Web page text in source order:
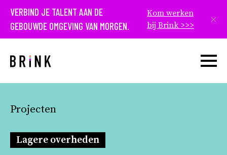
VERBIND JE TALENT AAN DE
GEBOUWDE OMGEVING VAN MORGEN.
Kom werken
bij Brink >>>
Open
Projecten
Lagere overheden